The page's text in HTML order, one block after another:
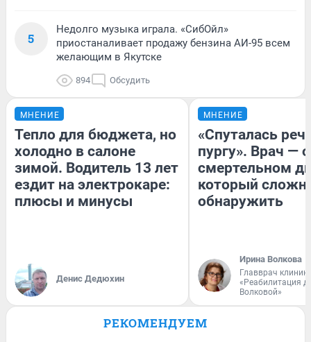
5
Недолго музыка играла. «СибОйл»
приостаналивает продажу бензина АИ-95 всем
желающим в Якутске
894 Обсудить
МНЕНИЕ
Тепло для бюджета, но
холодно в салоне
зимой. Водитель 13 лет
ездит на электрокаре:
плюсы и минусы
Денис Дедюхин
МНЕНИЕ
«Спуталась
пургу». Врач — о
смертельном
который
обнаружить
Ирина Волкова
Главврач
«Реабилитация
Волковой»
РЕКОМЕНДУЕМ